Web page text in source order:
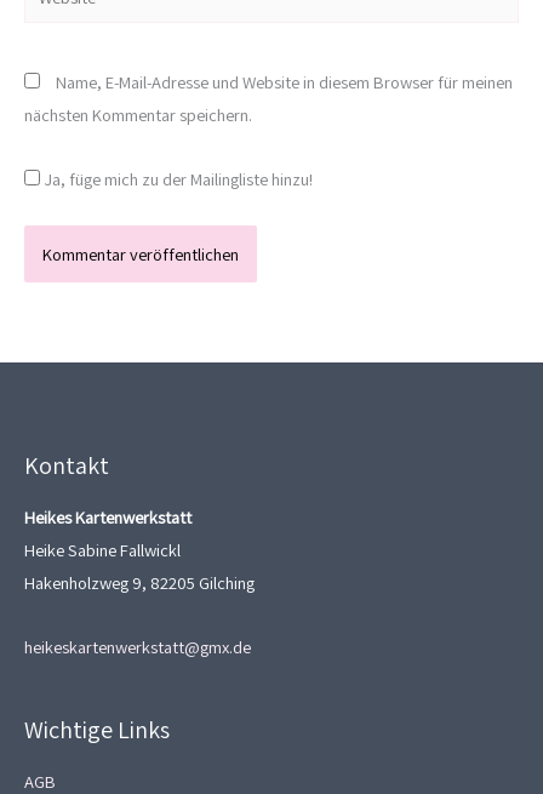
Name, E-Mail-Adresse und Website in diesem Browser für meinen
nächsten Kommentar speichern.
Ja, füge mich zu der Mailingliste hinzu!
Kontakt
Heikes Kartenwerkstatt
Heike Sabine Fallwickl
Hakenholzweg 9, 82205 Gilching
heikeskartenwerkstatt@gmx.de
Wichtige Links
AGB